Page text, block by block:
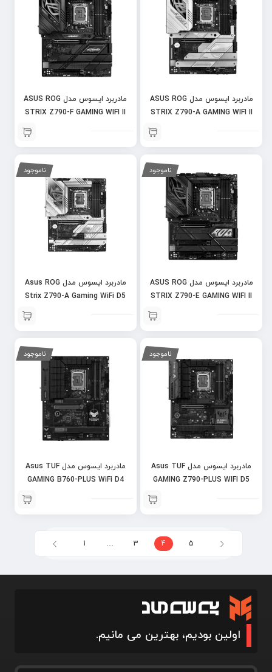
مادربرد ایسوس مدل ASUS ROG
STRIX Z790-A GAMING WIFI II
مادربرد ایسوس مدل ASUS ROG
STRIX Z790-F GAMING WIFI II
ناموجود
مادربرد ایسوس مدل ASUS ROG
STRIX Z790-E GAMING WIFI II
ناموجود
مادربرد ایسوس مدل Asus ROG
Strix Z790-A Gaming WiFi D5
ناموجود
مادربرد ایسوس مدل Asus TUF
GAMING Z790-PLUS WIFI D5
ناموجود
مادربرد ایسوس مدل Asus TUF
GAMING B760-PLUS WiFi D4
1 … 3 4 5
اولین بودیم، بهترین می مانیم.